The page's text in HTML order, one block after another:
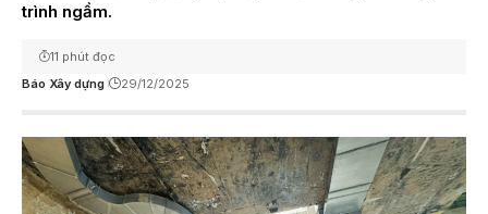
trình ngầm.
Báo Xây dựng 29/12/2025
11 phút đọc